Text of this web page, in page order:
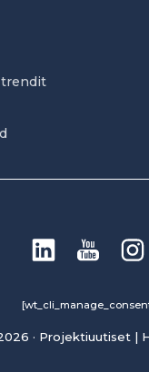
trendit
· Projektiuutiset |